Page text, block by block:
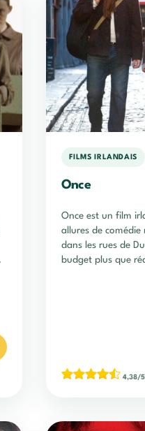
FILMS IRLANDAIS
Once
Once est un film
allures de comédie
dans les rues de
budget plus que
4,38/5